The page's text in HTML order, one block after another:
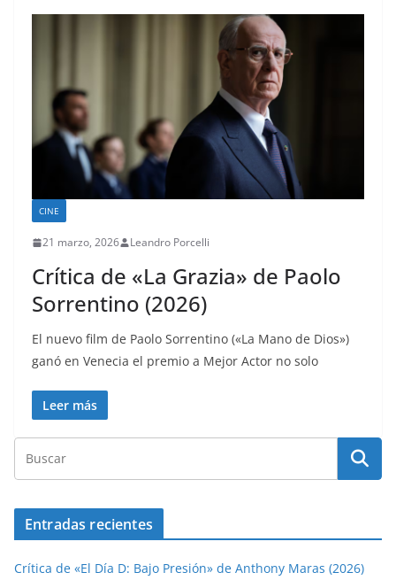
CINE
21 marzo, 2026 Leandro Porcelli
Crítica de «La Grazia» de Paolo
Sorrentino (2026)
El nuevo film de Paolo Sorrentino («La Mano de Dios»)
ganó en Venecia el premio a Mejor Actor no solo
Leer más
Entradas recientes
Crítica de «El Día D: Bajo Presión» de Anthony Maras (2026)